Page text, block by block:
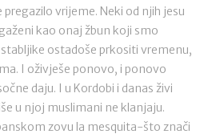
vrijeme. Neki od njih jesu
kao onaj žbun koji smo
ostadoše prkositi vremenu,
I oživješe ponovo, i ponovo
daju. I u Kordobi i danas živi
u njoj muslimani ne klanjaju.
zovu la mesquita-što znači